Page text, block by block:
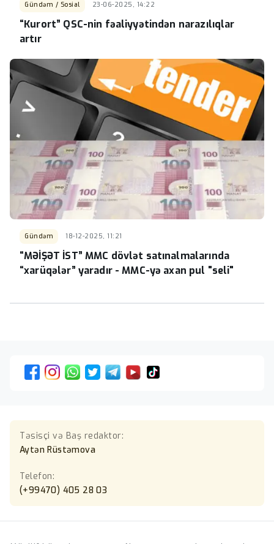
Gündəm / Sosial 23-06-2025, 14:22
“Kurort” QSC-nin fəaliyyətindən narazılıqlar
artır
Gündəm 18-12-2025, 11:21
“MƏİŞƏT İST” MMC dövlət satınalmalarında
“xarüqələr” yaradır - MMC-yə axan pul "seli"
Təsisçi və Baş redaktor:
Aytən Rüstəmova
Telefon:
(+99470) 405 28 03